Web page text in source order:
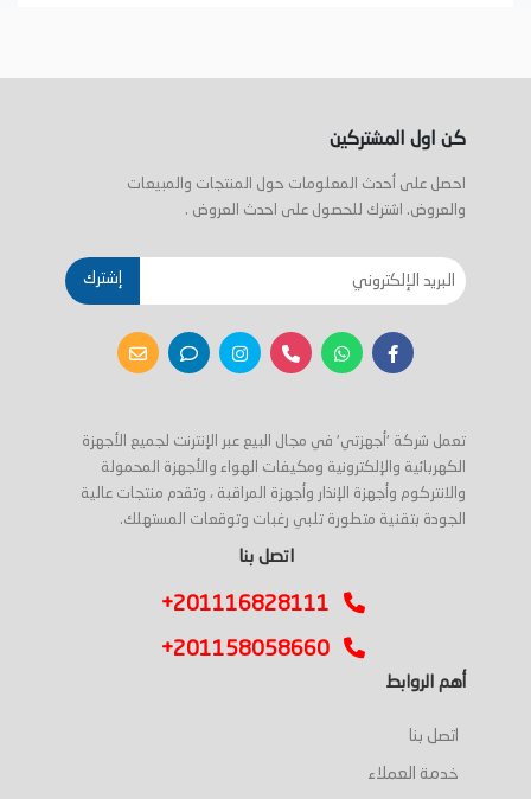
كن اول المشتركين
احصل على أحدث المعلومات حول المنتجات والمبيعات
والعروض. اشترك للحصول على احدث العروض .
إشترك
تعمل شركة 'أجهزتي' في مجال البيع عبر الإنترنت لجميع الأجهزة
الكهربائية والإلكترونية ومكيفات الهواء والأجهزة المحمولة
والانتركوم وأجهزة الإنذار وأجهزة المراقبة ، وتقدم منتجات عالية
الجودة بتقنية متطورة تلبي رغبات وتوقعات المستهلك.
اتصل بنا
+201116828111
+201158058660
أهم الروابط
اتصل بنا
خدمة العملاء